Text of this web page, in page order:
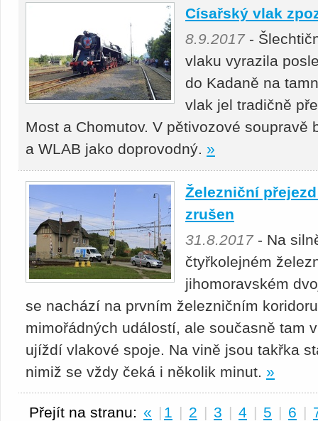
Císařský vlak
8.9.2017-
vlaku vyrazila
do Kadaně na
vlak jel tradičně
Most a Chomutov. V pětivozové soupravě
a WLAB jako doprovodný. »
Železniční
zrušen
31.8.2017- Na
čtyřkolejném
jihomoravském
se nachází na prvním železničním
mimořádných událostí, ale současně tam
ujíždí vlakové spoje. Na vině jsou takřka
nimiž se vždy čeká i několik minut. »
Přejít na stranu: « | 1 | 2 | 3 | 4 | 5 | 6 |